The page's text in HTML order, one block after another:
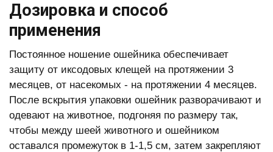
Дозировка и способ
применения
Постоянное ношение ошейника обеспечивает
защиту от иксодовых клещей на протяжении 3
месяцев, от насекомых - на протяжении 4 месяцев.
После вскрытия упаковки ошейник разворачивают и
одевают на животное, подгоняя по размеру так,
чтобы между шеей животного и ошейником
оставался промежуток в 1-1,5 см, затем закрепляют